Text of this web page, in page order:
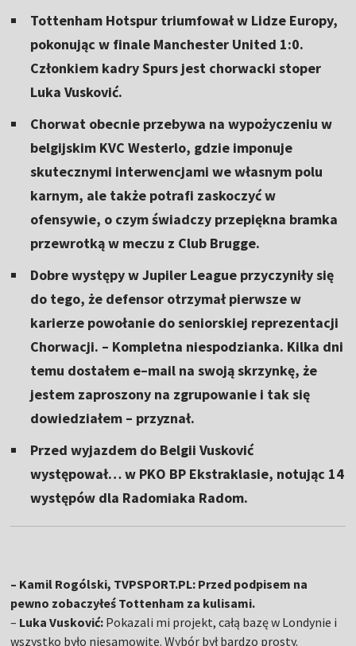
Tottenham Hotspur triumfował w Lidze Europy,
pokonując w finale Manchester United 1:0.
Członkiem kadry Spurs jest chorwacki stoper
Luka Vusković.
Chorwat obecnie przebywa na wypożyczeniu w
belgijskim KVC Westerlo, gdzie imponuje
skutecznymi interwencjami we własnym polu
karnym, ale także potrafi zaskoczyć w
ofensywie, o czym świadczy przepiękna bramka
przewrotką w meczu z Club Brugge.
Dobre występy w Jupiler League przyczyniły się
do tego, że defensor otrzymał pierwsze w
karierze powołanie do seniorskiej reprezentacji
Chorwacji. – Kompletna niespodzianka. Kilka dni
temu dostałem e–mail na swoją skrzynkę, że
jestem zaproszony na zgrupowanie i tak się
dowiedziałem – przyznał.
Przed wyjazdem do Belgii Vusković
występował… w PKO BP Ekstraklasie, notując 14
występów dla Radomiaka Radom.
– Kamil Rogólski, TVPSPORT.PL: Przed podpisem na
pewno zobaczyłeś Tottenham za kulisami.
– Luka Vusković: Pokazali mi projekt, całą bazę w Londynie i
wszystko było niesamowite. Wybór był bardzo prosty.